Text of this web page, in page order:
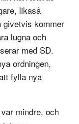
likaså
givetvis kommer
lugna och
med SD.
ordningen,
fylla nya
mindre, och